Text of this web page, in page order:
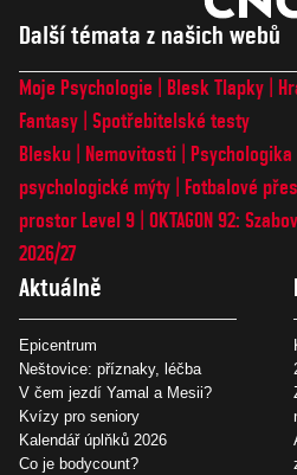
Další témata z našich webů
Moje Psychologie Blesk Tlapky
Fantasy Spotřebitelské testy
Blesku
Nemovitosti
psychologické mýty
Fotbalové
prostor Level 9 OKTAGON 92:
2026/27
Aktuálně
Epicentrum
Neštovice: příznaky, léčba
V čem jezdí Yamal a Mesii?
Kvízy pro seniory
Kalendář úplňků 2026
Co je bodycount?